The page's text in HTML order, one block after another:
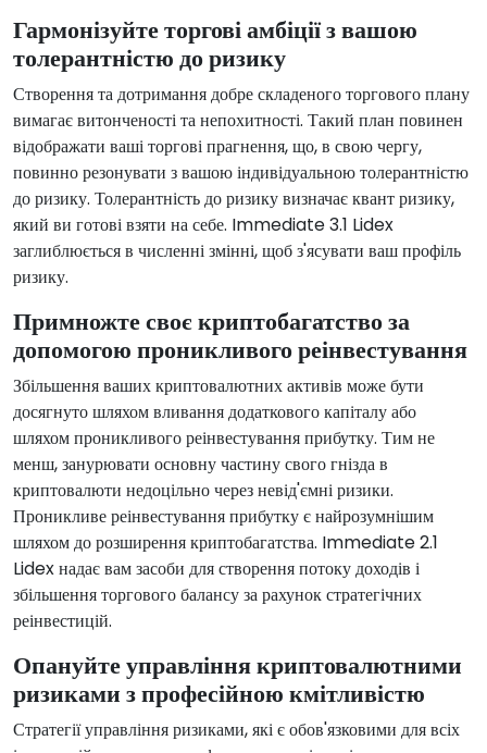
Гармонізуйте торгові амбіції з вашою
толерантністю до ризику
Створення та дотримання добре складеного торгового плану
вимагає витонченості та непохитності. Такий план повинен
відображати ваші торгові прагнення, що, в свою чергу,
повинно резонувати з вашою індивідуальною толерантністю
до ризику. Толерантність до ризику визначає квант ризику,
який ви готові взяти на себе. Immediate 3.1 Lidex
заглиблюється в численні змінні, щоб з'ясувати ваш профіль
ризику.
Примножте своє криптобагатство за
допомогою проникливого реінвестування
Збільшення ваших криптовалютних активів може бути
досягнуто шляхом вливання додаткового капіталу або
шляхом проникливого реінвестування прибутку. Тим не
менш, занурювати основну частину свого гнізда в
криптовалюти недоцільно через невід'ємні ризики.
Проникливе реінвестування прибутку є найрозумнішим
шляхом до розширення криптобагатства. Immediate 2.1
Lidex надає вам засоби для створення потоку доходів і
збільшення торгового балансу за рахунок стратегічних
реінвестицій.
Опануйте управління криптовалютними
ризиками з професійною кмітливістю
Стратегії управління ризиками, які є обов'язковими для всіх